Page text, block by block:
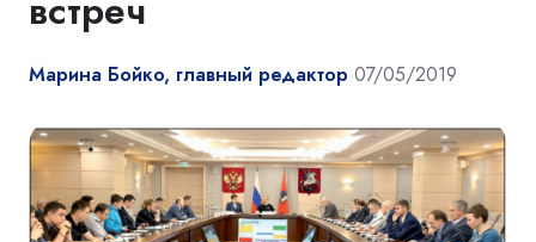
встреч
Марина Бойко, главный редактор 07/05/2019